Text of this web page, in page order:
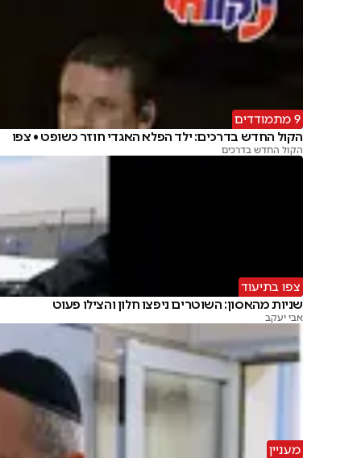
9 מתמודדים
הקול החדש בדרכים: ילד הפלא האגדי חוזר כשופט • צפו
הקול החדש בדרכים
צפו בתיעוד
שניות מהאסון: השוטרים ניפצו חלון והצילו פעוט
אבי יעקב
מעניין